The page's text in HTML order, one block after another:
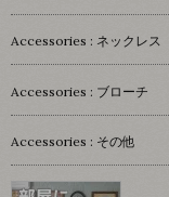
Accessories : ネックレス
Accessories : ブローチ
Accessories : その他